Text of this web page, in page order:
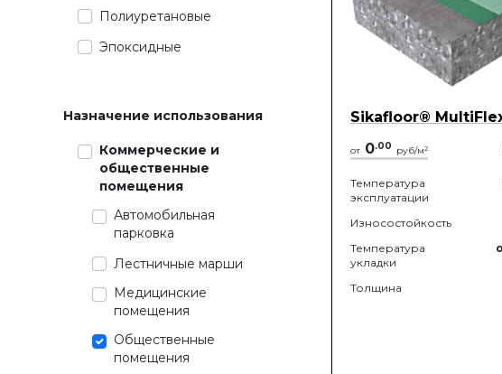
Полиуретановые
Эпоксидные
Назначение использования
Коммерческие и
общественные
помещения
Автомобильная
парковка
Лестничные марши
Медицинские
помещения
Общественные
помещения
Sikafloor®
от 0.00 руб/м2
Температура
эксплуатации
Износостойкость
Температура
укладки
Толщина